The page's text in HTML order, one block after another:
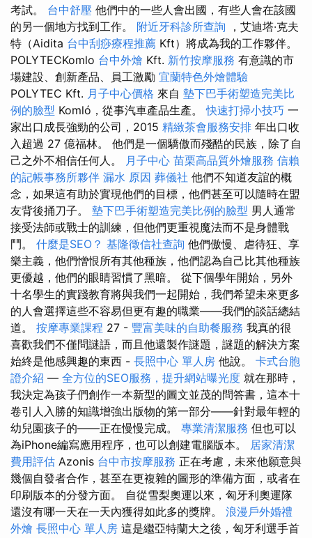
考試。 台中舒壓 他們中的一些人會出國，有些人會在該國
的另一個地方找到工作。 附近牙科診所查詢 ，艾迪塔·克夫
特（Aidita 台中刮痧療程推薦 Kft）將成為我的工作夥伴。
POLYTECKomlo 台中外燴 Kft. 新竹按摩服務 有意識的市
場建設、創新產品、員工激勵 宜蘭特色外燴體驗
POLYTEC Kft. 月子中心價格 來自 墊下巴手術塑造完美比
例的臉型 Komló，從事汽車產品生產。快速打掃小技巧 一
家出口成長強勁的公司，2015 精緻茶會服務安排 年出口收
入超過 27 億福林。 他們是一個驕傲而殘酷的民族，除了自
己之外不相信任何人。 月子中心 苗栗高品質外燴服務 信賴
的記帳事務所夥伴 漏水 原因 葬儀社 他們不知道友誼的概
念，如果這有助於實現他們的目標，他們甚至可以隨時在盟
友背後捅刀子。 墊下巴手術塑造完美比例的臉型 男人通常
接受法師或戰士的訓練，但他們更重視魔法而不是身體戰
鬥。 什麼是SEO？ 基隆徵信社查詢 他們傲慢、虐待狂、享
樂主義，他們憎恨所有其他種族，他們認為自己比其他種族
更優越，他們的眼睛習慣了黑暗。 從下個學年開始，另外
十名學生的實踐教育將與我們一起開始，我們希望未來更多
的人會選擇這些不容易但更有趣的職業——我們的談話總結
道。 按摩專業課程 27 - 豐富美味的自助餐服務 我真的很
喜歡我們不僅問謎語，而且他還製作謎題，謎題的解決方案
始終是他感興趣的東西 - 長照中心 單人房 他說。 卡式台胞
證介紹 — 全方位的SEO服務，提升網站曝光度 就在那時，
我決定為孩子們創作一本新型的圖文並茂的問答書，這本十
卷引人入勝的知識增強出版物的第一部分——針對最年輕的
幼兒園孩子的——正在慢慢完成。 專業清潔服務 但也可以
為iPhone編寫應用程序，也可以創建電腦版本。 居家清潔
費用評估 Azonis 台中市按摩服務 正在考慮，未來他願意與
幾個自發者合作，甚至在更複雜的圖形的準備方面，或者在
印刷版本的分發方面。 自從雪梨奧運以來，匈牙利奧運隊
還沒有哪一天在一天內獲得如此多的獎牌。 浪漫戶外婚禮
外燴 長照中心 單人房 這是繼亞特蘭大之後，匈牙利選手首